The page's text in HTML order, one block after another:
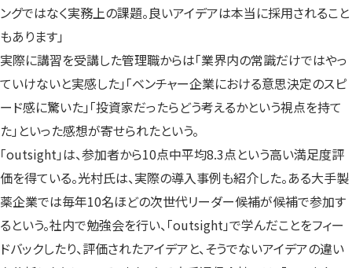
ングではなく実務上の課題。良いアイデアは本当に採用されること
もあります」
実際に講習を受講した管理職からは「業界内の常識だけではやっ
ていけないと実感した」「ベンチャー企業における意思決定のスピ
ード感に驚いた」「投資家だったらどう考えるかという視点を持て
た」といった感想が寄せられたという。
「outsight」は、参加者から10点中平均8.3点という高い満足度評
価を得ている。光村氏は、実際の導入事例も紹介した。ある大手製
薬企業では毎年10名ほどの次世代リーダー候補が候補で参加す
るという。社内で勉強会を行い、「outsight」で学んだことをフィー
ドバックしたり、評価されたアイデアと、そうでないアイデアの違い